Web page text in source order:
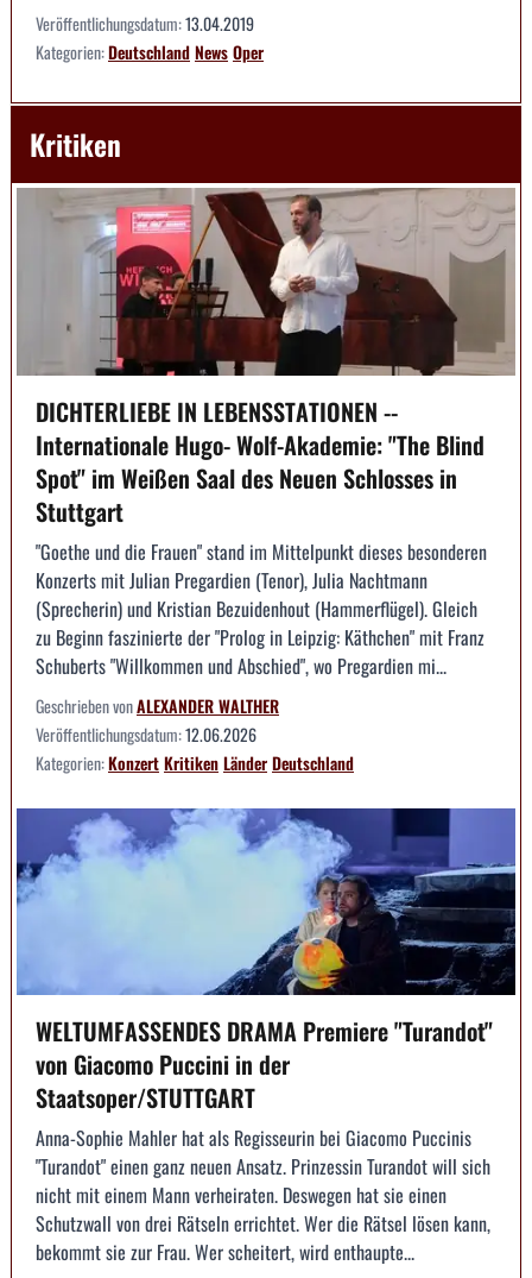
Veröffentlichungsdatum:13.04.2019
Kategorien:DeutschlandNewsOper
Kritiken
DICHTERLIEBE IN LEBENSSTATIONEN --
Internationale Hugo- Wolf-Akademie: "The Blind
Spot" im Weißen Saal des Neuen Schlosses in
Stuttgart
"Goethe und die Frauen" stand im Mittelpunkt dieses besonderen
Konzerts mit Julian Pregardien (Tenor), Julia Nachtmann
(Sprecherin) und Kristian Bezuidenhout (Hammerflügel). Gleich
zu Beginn faszinierte der "Prolog in Leipzig: Käthchen" mit Franz
Schuberts "Willkommen und Abschied", wo Pregardien mi...
Geschrieben vonALEXANDER WALTHER
Veröffentlichungsdatum:12.06.2026
Kategorien:KonzertKritikenLänderDeutschland
WELTUMFASSENDES DRAMA Premiere "Turandot"
von Giacomo Puccini in der
Staatsoper/STUTTGART
Anna-Sophie Mahler hat als Regisseurin bei Giacomo Puccinis
"Turandot" einen ganz neuen Ansatz. Prinzessin Turandot will sich
nicht mit einem Mann verheiraten. Deswegen hat sie einen
Schutzwall von drei Rätseln errichtet. Wer die Rätsel lösen kann,
bekommt sie zur Frau. Wer scheitert, wird enthaupte...